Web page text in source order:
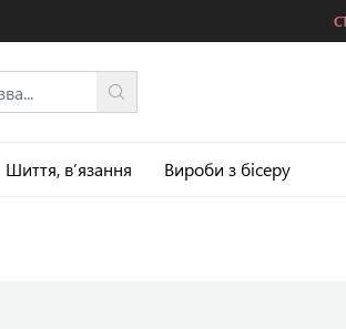
Шиття, в’язання Вироби з бісеру